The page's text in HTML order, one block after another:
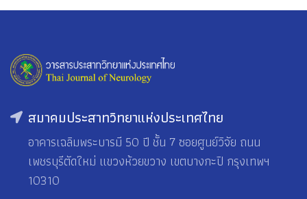
สมาคมประสาทวิทยาแห่งประเทศไทย
อาคารเฉลิมพระบารมี 50 ปี ชั้น 7 ซอยศูนย์วิจัย ถนน
เพชรบุรีตัดใหม่ แขวงห้วยขวาง เขตบางกะปิ กรุงเทพฯ
10310